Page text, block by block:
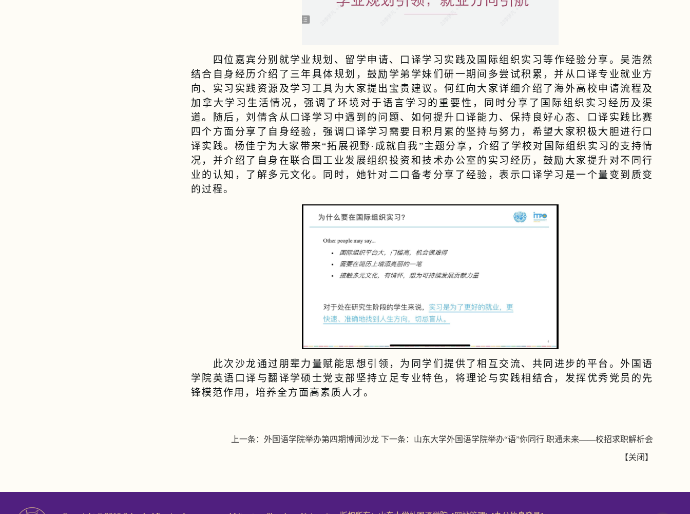
四位嘉宾分别就学业规划、留学申请、口译学习实践及国际组织实习等作经验分享。吴浩然
结合自身经历介绍了三年具体规划，鼓励学弟学妹们研一期间多尝试积累，并从口译专业就业方
向、实习实践资源及学习工具为大家提出宝贵建议。何红向大家详细介绍了海外高校申请流程及
加拿大学习生活情况，强调了环境对于语言学习的重要性，同时分享了国际组织实习经历及渠
道。随后，刘倩含从口译学习中遇到的问题、如何提升口译能力、保持良好心态、口译实践比赛
四个方面分享了自身经验，强调口译学习需要日积月累的坚持与努力，希望大家积极大胆进行口
译实践。杨佳宁为大家带来“拓展视野·成就自我”主题分享，介绍了学校对国际组织实习的支持情
况，并介绍了自身在联合国工业发展组织投资和技术办公室的实习经历，鼓励大家提升对不同行
业的认知，了解多元文化。同时，她针对二口备考分享了经验，表示口译学习是一个量变到质变
的过程。
此次沙龙通过朋辈力量赋能思想引领，为同学们提供了相互交流、共同进步的平台。外国语
学院英语口译与翻译学硕士党支部坚持立足专业特色，将理论与实践相结合，发挥优秀党员的先
锋模范作用，培养全方面高素质人才。
上一条： 外国语学院举办第四期博闻沙龙 下一条： 山东大学外国语学院举办“语”你同行 职通未来——校招求职解析会
【关闭 】